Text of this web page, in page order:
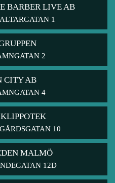
BARBER LIVE AB
1
2
CITY AB
4
10
MALMÖ
12D